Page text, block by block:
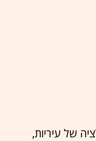
של עיריות,